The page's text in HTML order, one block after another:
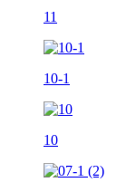
11
10-1
10